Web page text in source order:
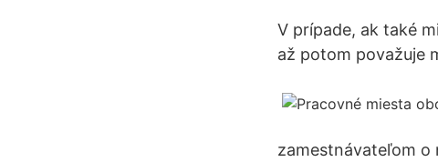
V prípade, ak také
až potom považuje
zamestnávateľom o